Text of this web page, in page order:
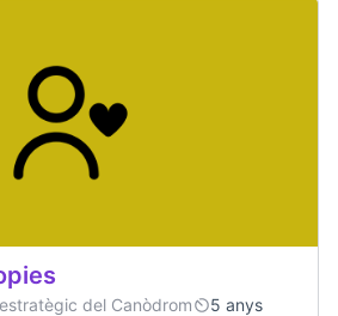
del Canòdrom
5 anys